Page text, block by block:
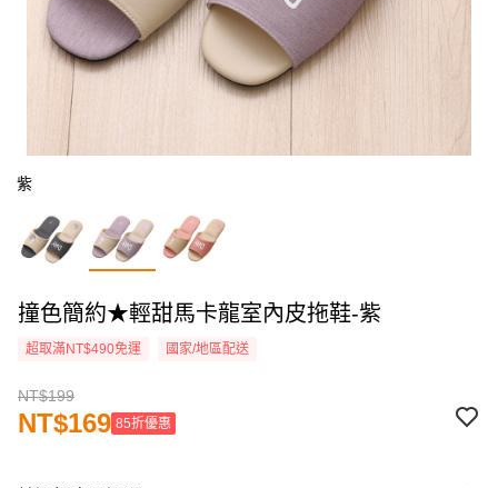
紫
撞色簡約★輕甜馬卡龍室內皮拖鞋-紫
超取滿NT$490免運 國家/地區配送
NT$199
NT$169 85折優惠